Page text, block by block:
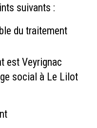
suivants :
du traitement
est Veyrignac
social à Le Lilot